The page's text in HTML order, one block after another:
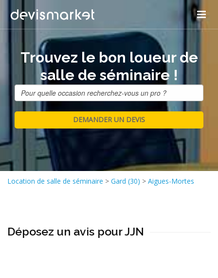
Trouvez le bon loueur de
salle de séminaire !
Location de salle de séminaire > Gard (30) > Aigues-Mortes
Déposez un avis pour JJN